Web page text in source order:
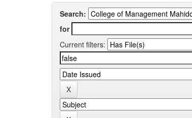
Search:
for
Current filters: